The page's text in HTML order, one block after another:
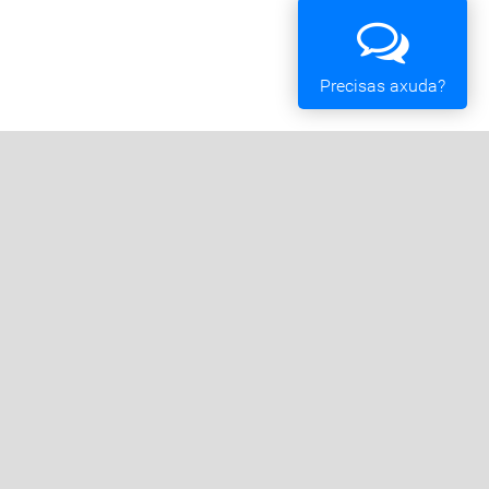
Precisas axuda?